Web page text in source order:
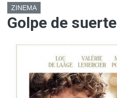
ZINEMA
Golpe de suerte